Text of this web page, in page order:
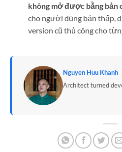
không mở được bằng bản
cho người dùng bản thấp,
version cũ thủ công cho
Nguyen Huu Khanh
Architect turned